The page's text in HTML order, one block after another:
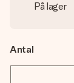
På lager
Antal